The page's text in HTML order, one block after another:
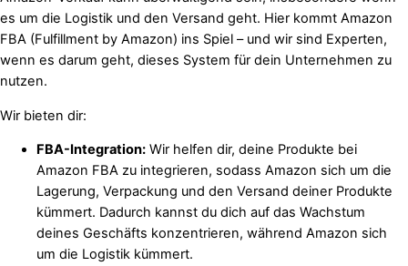
es um die Logistik und den Versand geht. Hier kommt Amazon
FBA (Fulfillment by Amazon) ins Spiel – und wir sind Experten,
wenn es darum geht, dieses System für dein Unternehmen zu
nutzen.
Wir bieten dir:
FBA-Integration: Wir helfen dir, deine Produkte bei
Amazon FBA zu integrieren, sodass Amazon sich um die
Lagerung, Verpackung und den Versand deiner Produkte
kümmert. Dadurch kannst du dich auf das Wachstum
deines Geschäfts konzentrieren, während Amazon sich
um die Logistik kümmert.